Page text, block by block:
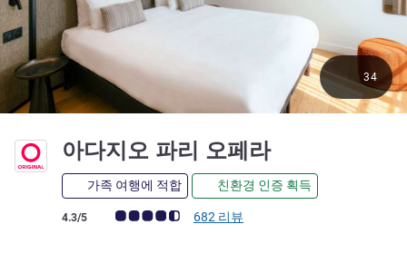
아다지오 파리 오페라
가족 여행에 적합 친환경 인증 획득
고객 평점 (ALL 평가)
4.3/5 682 리뷰
34